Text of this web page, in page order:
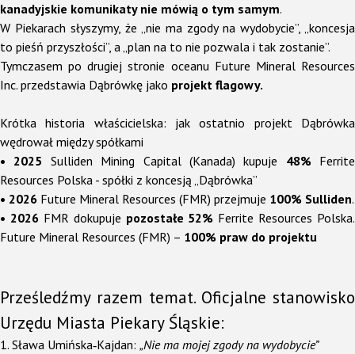
kanadyjskie komunikaty nie mówią o tym samym.
W Piekarach słyszymy, że „nie ma zgody na wydobycie”, „koncesja
to pieśń przyszłości”, a „plan na to nie pozwala i tak zostanie”.
Tymczasem po drugiej stronie oceanu Future Mineral Resources
Inc. przedstawia Dąbrówkę jako projekt flagowy.
Krótka historia właścicielska: jak ostatnio projekt Dąbrówka
wędrował między spółkami
• 2025 Sulliden Mining Capital (Kanada) kupuje 48% Ferrite
Resources Polska - spółki z koncesją „Dąbrówka”
• 2026 Future Mineral Resources (FMR) przejmuje 100% Sulliden.
• 2026 FMR dokupuje pozostałe 52% Ferrite Resources Polska.
Future Mineral Resources (FMR) – 100% praw do projektu
Prześledźmy razem temat. Oficjalne stanowisko
Urzędu Miasta Piekary Śląskie:
1. Sława Umińska‑Kajdan: „Nie ma mojej zgody na wydobycie”